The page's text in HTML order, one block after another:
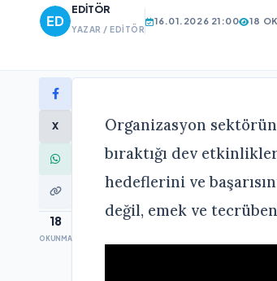
EDITÖR
YAZAR / EDITÖR
16.01.2026 21:00 18
X
18
OKUNMA
Organizasyon
bıraktığı dev
hedeflerini ve
değil, emek ve